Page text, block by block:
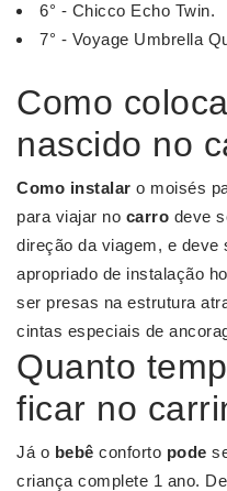
6° - Chicco Echo Twin.
7° - Voyage Umbrella
Como
nascido no
Como instalar o moisés
para viajar no carro deve
direção da viagem, e deve
apropriado de instalação
ser presas na estrutura
cintas especiais de
Quanto
ficar no
Já o bebê conforto pode
criança complete 1 ano.